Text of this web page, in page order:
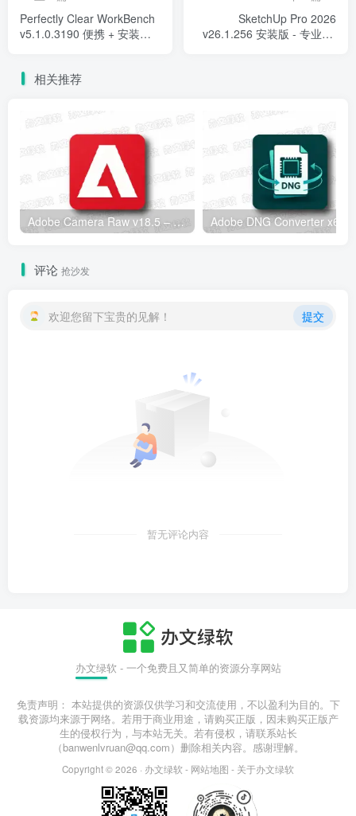
Perfectly Clear WorkBench
v5.1.0.3190 便携 + 安装版 –
SketchUp Pro 2026
v26.1.256 安装版 - 专业3D
相关推荐
Adobe Camera Raw v18.5 – 专业RAW图像处理工具
评论 抢沙发
欢迎您留下宝贵的见解！ 提交
暂无评论内容
办文绿软 - 一个免费且又简单的资源分享网站
免责声明： 本站提供的资源仅供学习和交流使用，不以盈利为目的。下
载资源均来源于网络。若用于商业用途，请购买正版，因未购买正版产
生的侵权行为，与本站无关。若有侵权，请联系站长
（banwenlvruan@qq.com）删除相关内容。感谢理解。
Copyright © 2026 · 办文绿软 - 网站地图 - 关于办文绿软